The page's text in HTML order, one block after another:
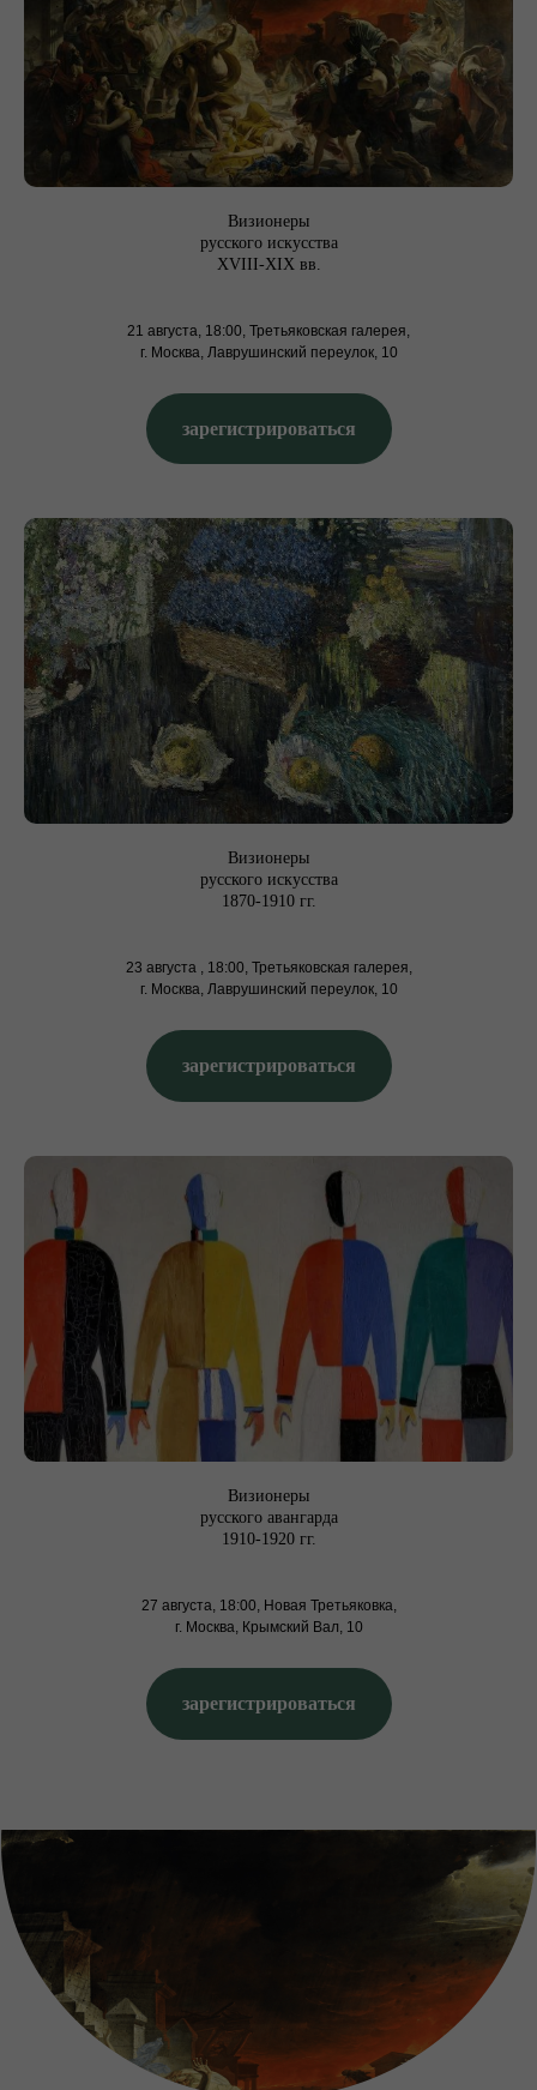
Визионеры
русского искусства
XVIII-XIX вв.
21 августа, 18:00, Третьяковская галерея,
г. Москва, Лаврушинский переулок, 10
зарегистрироваться
Визионеры
русского искусства
1870-1910 гг.
23 августа , 18:00, Третьяковская галерея,
г. Москва, Лаврушинский переулок, 10
зарегистрироваться
Визионеры
русского авангарда
1910-1920 гг.
27 августа, 18:00, Новая Третьяковка,
г. Москва, Крымский Вал, 10
зарегистрироваться